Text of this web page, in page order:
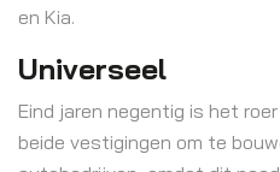
en Kia.
Universeel
Eind jaren negentig is het
beide vestigingen om te